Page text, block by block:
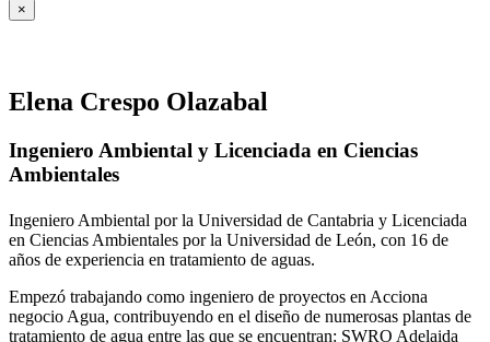
×
Elena Crespo Olazabal
Ingeniero Ambiental y Licenciada en Ciencias
Ambientales
Ingeniero Ambiental por la Universidad de Cantabria y Licenciada
en Ciencias Ambientales por la Universidad de León, con 16 de
años de experiencia en tratamiento de aguas.
Empezó trabajando como ingeniero de proyectos en Acciona
negocio Agua, contribuyendo en el diseño de numerosas plantas de
tratamiento de agua entre las que se encuentran: SWRO Adelaida